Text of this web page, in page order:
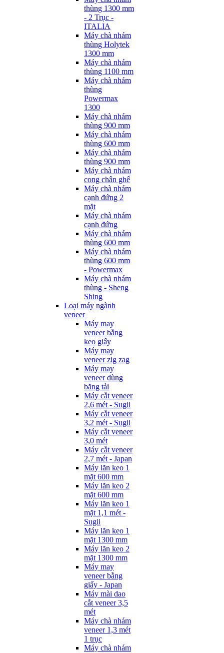
thùng 1300 mm
- 2 Trục -
ITALIA
Máy chà nhám
thùng Holytek
1300 mm
Máy chà nhám
thùng 1100 mm
Máy chà nhám
thùng
Powermax
1300
Máy chà nhám
thùng 900 mm
Máy chà nhám
thùng 600 mm
Máy chà nhám
thùng 900 mm
Máy chà nhám
cong chân ghế
Máy chà nhám
cạnh đứng 2
mặt
Máy chà nhám
cạnh đứng
Máy chà nhám
thùng 600 mm
Máy chà nhám
thùng 600 mm
- Powermax
Máy chà nhám
thùng - Sheng
Shing
Loại máy ngành
veneer
Máy may
veneer bằng
keo giấy
Máy may
veneer zig zag
Máy may
veneer dùng
băng tải
Máy cắt veneer
2,6 mét - Sugii
Máy cắt veneer
3,2 mét - Sugii
Máy cắt veneer
3,0 mét
Máy cắt veneer
2,7 mét - Japan
Máy lăn keo 1
mặt 600 mm
Máy lăn keo 2
mặt 600 mm
Máy lăn keo 1
mặt 1,1 mét -
Sugii
Máy lăn keo 1
mặt 1300 mm
Máy lăn keo 2
mặt 1300 mm
Máy may
veneer bằng
giấy - Japan
Máy mài dao
cắt veneer 3,5
mét
Máy chà nhám
veneer 1,3 mét
1 trục
Máy chà nhám